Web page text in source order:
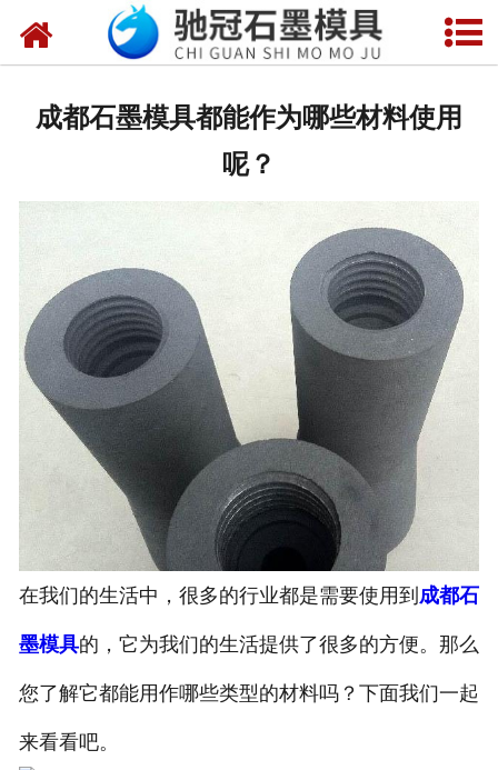
网站首页
新闻中心
视频中心
联系我们
成都石墨模具都能作为哪些材料使用
呢？
在我们的生活中，很多的行业都是需要使用到 成都石
墨模具的，它为我们的生活提供了很多的方便。那么
您了解它都能用作哪些类型的材料吗？下面我们一起
来看看吧。